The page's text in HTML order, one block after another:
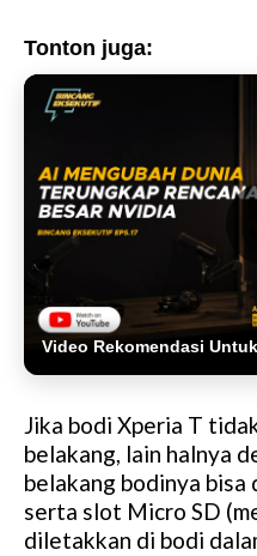
Tonton juga:
Video Rekomendasi
Jika bodi Xperia T
belakang, lain halnya
belakang bodinya bisa
serta slot Micro SD
diletakkan di bodi